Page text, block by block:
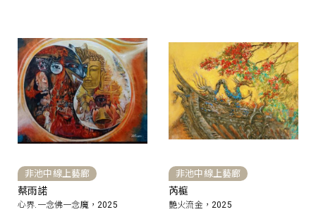
非池中線上藝廊
蔡雨諾
心界.一念佛一念魔，2025
非池中線上藝廊
芮榳
艷火流金，2025